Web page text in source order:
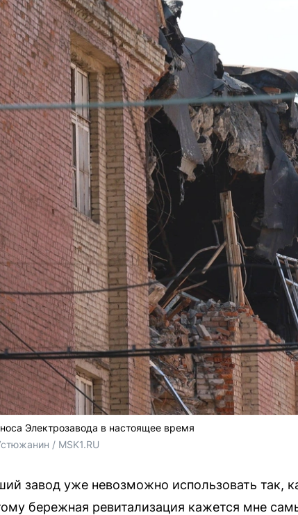
Электрозавода в настоящее время
/ MSK1.RU
завод уже невозможно использовать так,
бережная ревитализация кажется мне